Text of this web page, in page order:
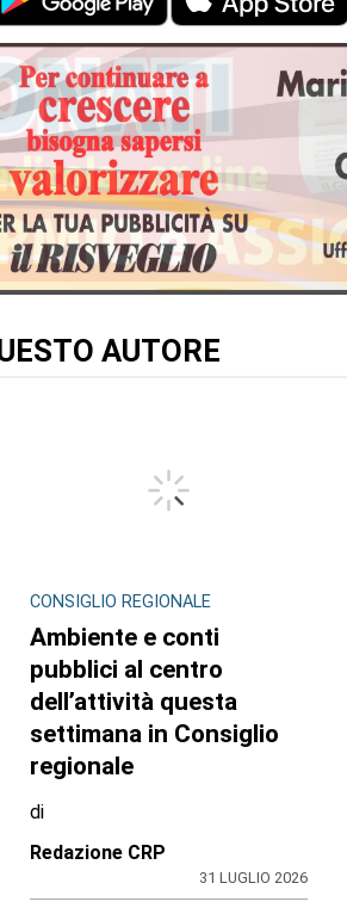
AUTORE
CONSIGLIO REGIONALE
Ambiente e conti
pubblici al centro
dell’attività questa
settimana in Consiglio
regionale
di
Redazione CRP
31 LUGLIO 2026